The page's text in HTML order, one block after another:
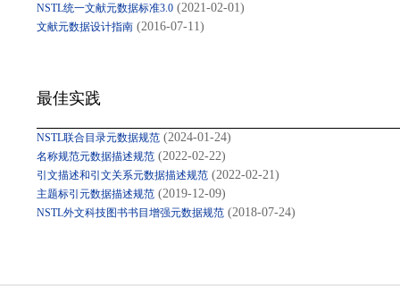
NSTL统一文献元数据标准3.0 (2021-02-01)
文献元数据设计指南 (2016-07-11)
最佳实践
NSTL联合目录元数据规范 (2024-01-24)
名称规范元数据描述规范 (2022-02-22)
引文描述和引文关系元数据描述规范 (2022-02-21)
主题标引元数据描述规范 (2019-12-09)
NSTL外文科技图书书目增强元数据规范 (2018-07-24)